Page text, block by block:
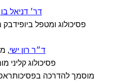
דר׳ דניאל
פסיכולוג ומטפל
ד״ר רון ישי,
פסיכולוג קליני
מוסמך להדרכה